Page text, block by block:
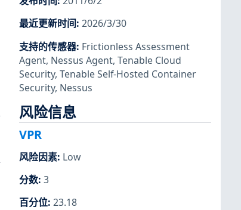
最近更新时间: 2026/3/30
支持的传感器: Frictionless Assessment
Agent, Nessus Agent, Tenable Cloud
Security, Tenable Self-Hosted Container
Security, Nessus
风险信息
VPR
风险因素: Low
分数: 3
百分位: 23.18